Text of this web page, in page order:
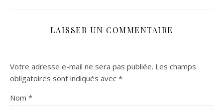
LAISSER UN COMMENTAIRE
Votre adresse e-mail ne sera pas publiée. Les champs
obligatoires sont indiqués avec *
Nom *